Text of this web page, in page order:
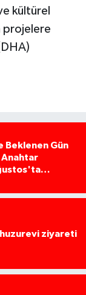
kültürel
projelere
Beklenen Gün
Anahtar
ziyareti